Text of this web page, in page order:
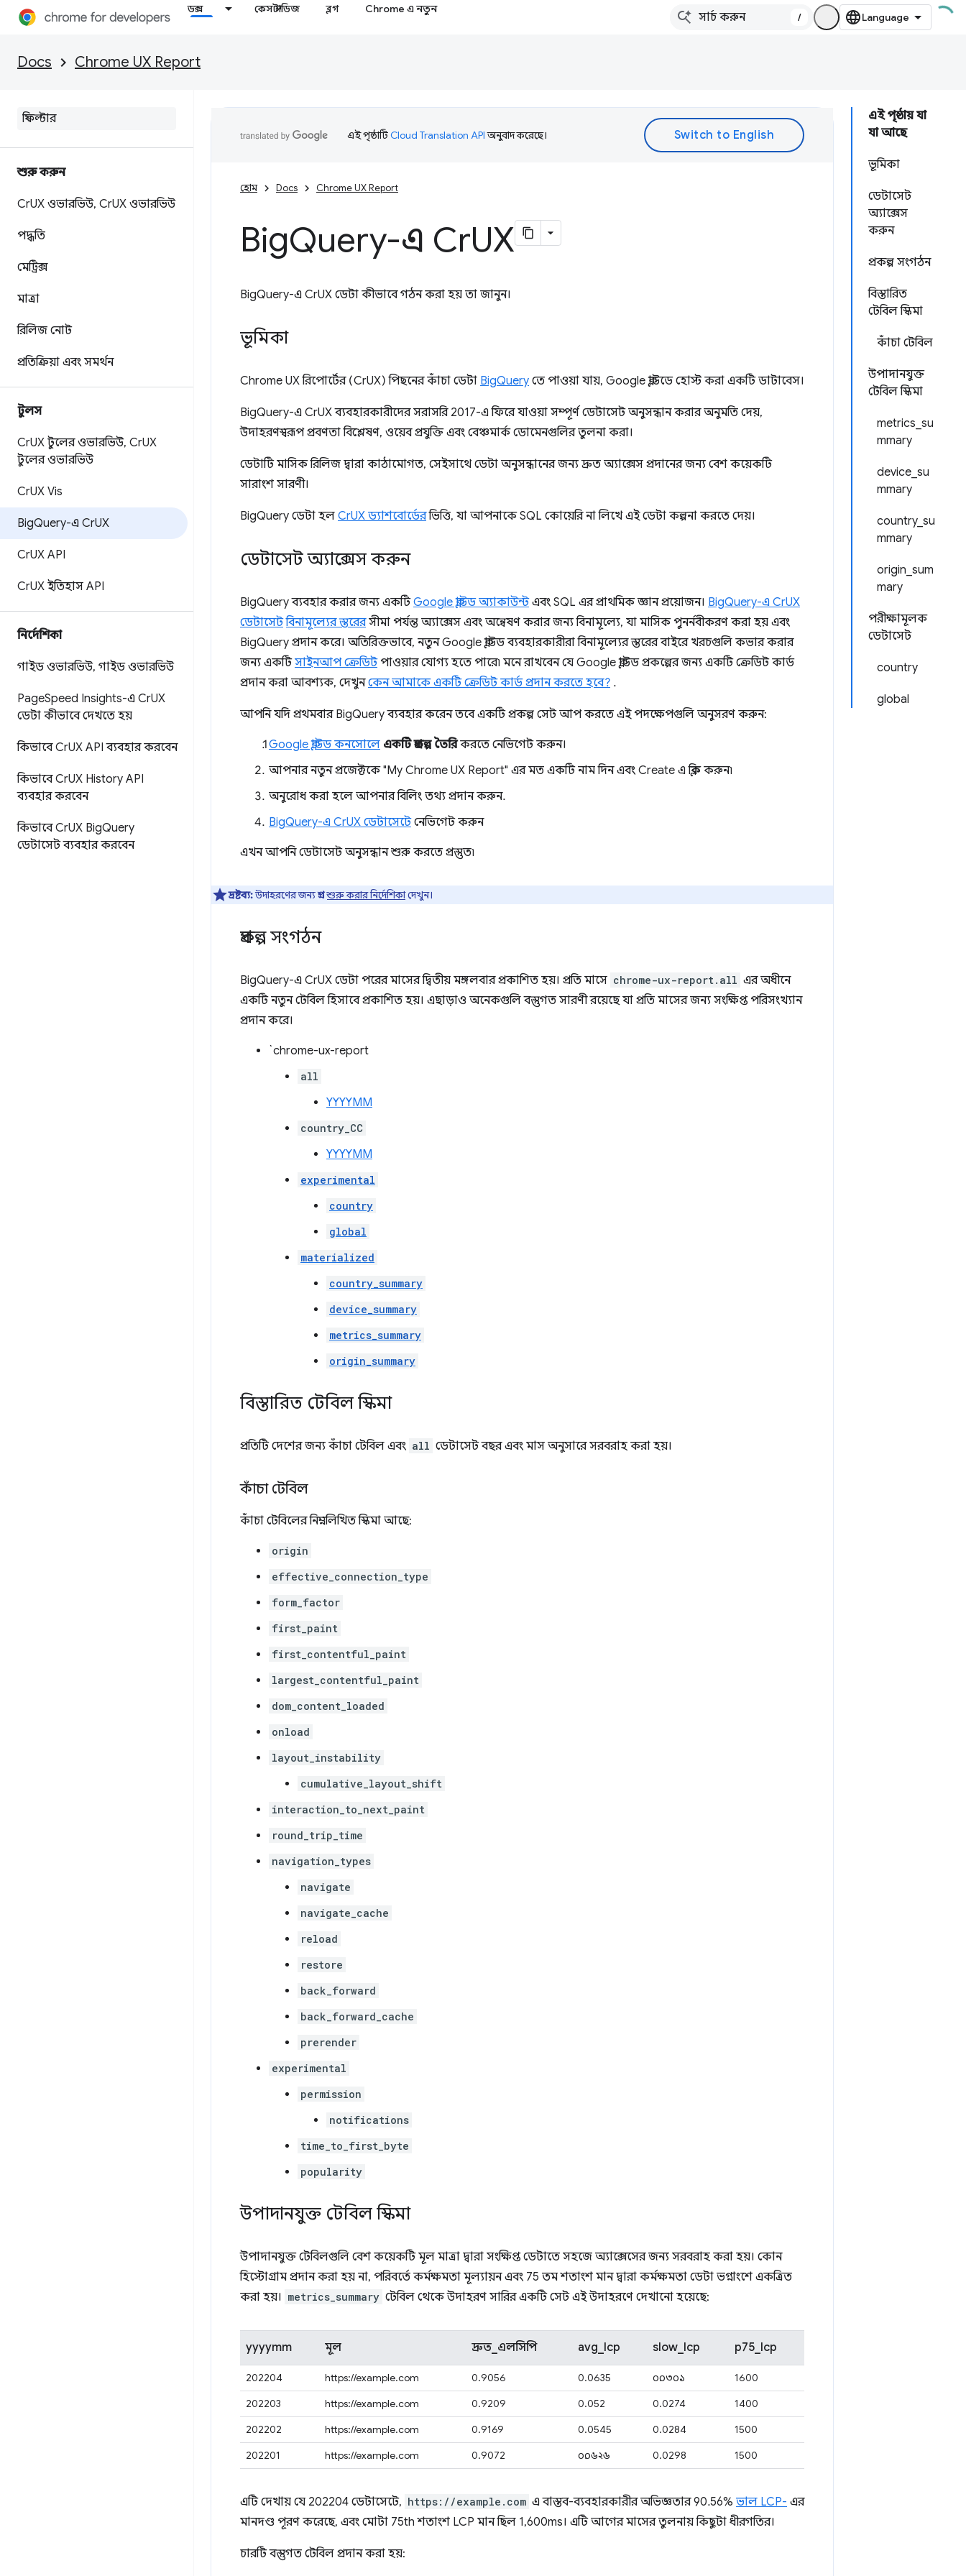
ডক্স কেস স্টাডিজ ব্লগ Chrome এ নতুন
/
Docs Chrome UX Report
শুরু করুন
CrUX ওভারভিউ, CrUX ওভারভিউ
পদ্ধতি
মেট্রিক্স
মাত্রা
রিলিজ নোট
প্রতিক্রিয়া এবং সমর্থন
টুলস
CrUX টুলের ওভারভিউ, CrUX
টুলের ওভারভিউ
CrUX Vis
BigQuery-এ CrUX
CrUX API
CrUX ইতিহাস API
নির্দেশিকা
গাইড ওভারভিউ, গাইড ওভারভিউ
PageSpeed ​​Insights-এ CrUX
ডেটা কীভাবে দেখতে হয়
কিভাবে CrUX API ব্যবহার করবেন
কিভাবে CrUX History API
ব্যবহার করবেন
কিভাবে CrUX BigQuery
ডেটাসেট ব্যবহার করবেন
এই পৃষ্ঠায় যা
যা আছে
ভূমিকা
ডেটাসেট
অ্যাক্সেস
করুন
প্রকল্প সংগঠন
বিস্তারিত
টেবিল স্কিমা
কাঁচা টেবিল
উপাদানযুক্ত
টেবিল স্কিমা
metrics_su
mmary
device_su
mmary
country_su
mmary
origin_sum
mary
পরীক্ষামূলক
ডেটাসেট
country
global
এই পৃষ্ঠাটিCloud Translation APIঅনুবাদ করেছে।
হোম Docs Chrome UX Report
BigQuery-এ CrUX
BigQuery-এ CrUX ডেটা কীভাবে গঠন করা হয় তা জানুন।
ভূমিকা
Chrome UX রিপোর্টের (CrUX) পিছনের কাঁচা ডেটা BigQuery তে পাওয়া যায়, Google ক্লাউডে হোস্ট করা একটি ডাটাবেস।
BigQuery-এ CrUX ব্যবহারকারীদের সরাসরি 2017-এ ফিরে যাওয়া সম্পূর্ণ ডেটাসেট অনুসন্ধান করার অনুমতি দেয়,
উদাহরণস্বরূপ প্রবণতা বিশ্লেষণ, ওয়েব প্রযুক্তি এবং বেঞ্চমার্ক ডোমেনগুলির তুলনা করা।
ডেটাটি মাসিক রিলিজ দ্বারা কাঠামোগত, সেইসাথে ডেটা অনুসন্ধানের জন্য দ্রুত অ্যাক্সেস প্রদানের জন্য বেশ কয়েকটি
সারাংশ সারণী।
BigQuery ডেটা হল CrUX ড্যাশবোর্ডেরভিত্তি, যা আপনাকে SQL কোয়েরি না লিখে এই ডেটা কল্পনা করতে দেয়।
ডেটাসেট অ্যাক্সেস করুন
BigQuery ব্যবহার করার জন্য একটিGoogle ক্লাউড অ্যাকাউন্টএবং SQL এর প্রাথমিক জ্ঞান প্রয়োজন। BigQuery-এ CrUX
ডেটাসেট বিনামূল্যের স্তরেরসীমা পর্যন্ত অ্যাক্সেস এবং অন্বেষণ করার জন্য বিনামূল্যে, যা মাসিক পুনর্নবীকরণ করা হয় এবং
BigQuery প্রদান করে। অতিরিক্তভাবে, নতুন Google ক্লাউড ব্যবহারকারীরা বিনামূল্যের স্তরের বাইরে খরচগুলি কভার করার
জন্য একটিসাইনআপ ক্রেডিটপাওয়ার যোগ্য হতে পারে৷ মনে রাখবেন যে Google ক্লাউড প্রকল্পের জন্য একটি ক্রেডিট কার্ড
প্রদান করা আবশ্যক, দেখুনকেন আমাকে একটি ক্রেডিট কার্ড প্রদান করতে হবে? .
আপনি যদি প্রথমবার BigQuery ব্যবহার করেন তবে একটি প্রকল্প সেট আপ করতে এই পদক্ষেপগুলি অনুসরণ করুন:
Google ক্লাউড কনসোলে একটি প্রকল্প তৈরিকরতে নেভিগেট করুন।
আপনার নতুন প্রজেক্টকে "My Chrome UX Report" এর মত একটি নাম দিন এবং Create এ ক্লিক করুন৷
অনুরোধ করা হলে আপনার বিলিং তথ্য প্রদান করুন.
BigQuery-এ CrUX ডেটাসেটেনেভিগেট করুন
এখন আপনি ডেটাসেট অনুসন্ধান শুরু করতে প্রস্তুত৷
দ্রষ্টব্য:উদাহরণের জন্য প্রশ্নশুরু করার নির্দেশিকাদেখুন।
প্রকল্প সংগঠন
BigQuery-এ CrUX ডেটা পরের মাসের দ্বিতীয় মঙ্গলবার প্রকাশিত হয়। প্রতি মাসে chrome-ux-report.all এর অধীনে
একটি নতুন টেবিল হিসাবে প্রকাশিত হয়। এছাড়াও অনেকগুলি বস্তুগত সারণী রয়েছে যা প্রতি মাসের জন্য সংক্ষিপ্ত পরিসংখ্যান
প্রদান করে।
`chrome-ux-report
all
YYYYMM
country_CC
YYYYMM
experimental
country
global
materialized
country_summary
device_summary
metrics_summary
origin_summary
বিস্তারিত টেবিল স্কিমা
প্রতিটি দেশের জন্য কাঁচা টেবিল এবং all ডেটাসেট বছর এবং মাস অনুসারে সরবরাহ করা হয়।
কাঁচা টেবিল
কাঁচা টেবিলের নিম্নলিখিত স্কিমা আছে:
origin
effective_connection_type
form_factor
first_paint
first_contentful_paint
largest_contentful_paint
dom_content_loaded
onload
layout_instability
cumulative_layout_shift
interaction_to_next_paint
round_trip_time
navigation_types
navigate
navigate_cache
reload
restore
back_forward
back_forward_cache
prerender
experimental
permission
notifications
time_to_first_byte
popularity
উপাদানযুক্ত টেবিল স্কিমা
উপাদানযুক্ত টেবিলগুলি বেশ কয়েকটি মূল মাত্রা দ্বারা সংক্ষিপ্ত ডেটাতে সহজে অ্যাক্সেসের জন্য সরবরাহ করা হয়। কোন
হিস্টোগ্রাম প্রদান করা হয় না, পরিবর্তে কর্মক্ষমতা মূল্যায়ন এবং 75 তম শতাংশ মান দ্বারা কর্মক্ষমতা ডেটা ভগ্নাংশে একত্রিত
করা হয়। metrics_summary টেবিল থেকে উদাহরণ সারির একটি সেট এই উদাহরণে দেখানো হয়েছে:
yyyymm মূল দ্রুত_এলসিপি avg_lcp slow_lcp p75_lcp
202204 https://example.com 0.9056 0.0635 ০.০৩০১
1600
202203
https://example.com 0.9209 0.052 0.0274
1400
202202
https://example.com 0.9169 0.0545 0.0284
1500
202201
https://example.com 0.9072 ০.০৬২৬ 0.0298 1500
এটি দেখায় যে 202204 ডেটাসেটে, https://example.com এ বাস্তব-ব্যবহারকারীর অভিজ্ঞতার 90.56% ভাল LCP- এর
মানদণ্ড পূরণ করেছে, এবং মোটা 75th শতাংশ LCP মান ছিল 1,600ms। এটি আগের মাসের তুলনায় কিছুটা ধীরগতির।
চারটি বস্তুগত টেবিল প্রদান করা হয়: